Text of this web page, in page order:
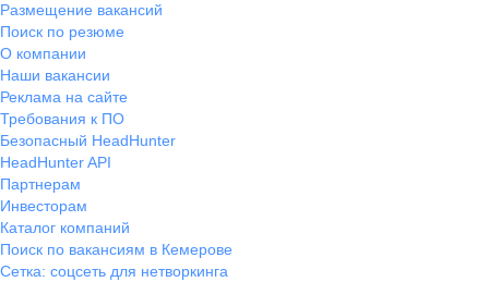
Размещение вакансий
Поиск по резюме
О компании
Наши вакансии
Реклама на сайте
Требования к ПО
Безопасный HeadHunter
HeadHunter API
Партнерам
Инвесторам
Каталог компаний
Поиск по вакансиям в Кемерове
Сетка: соцсеть для нетворкинга